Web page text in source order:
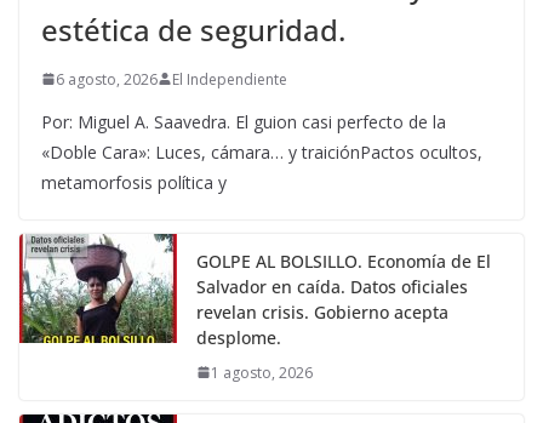
estética de seguridad.
6 agosto, 2026 El Independiente
Por: Miguel A. Saavedra. El guion casi perfecto de la
«Doble Cara»: Luces, cámara… y traiciónPactos ocultos,
metamorfosis política y
GOLPE AL BOLSILLO. Economía de El
Salvador en caída. Datos oficiales
revelan crisis. Gobierno acepta
desplome.
1 agosto, 2026